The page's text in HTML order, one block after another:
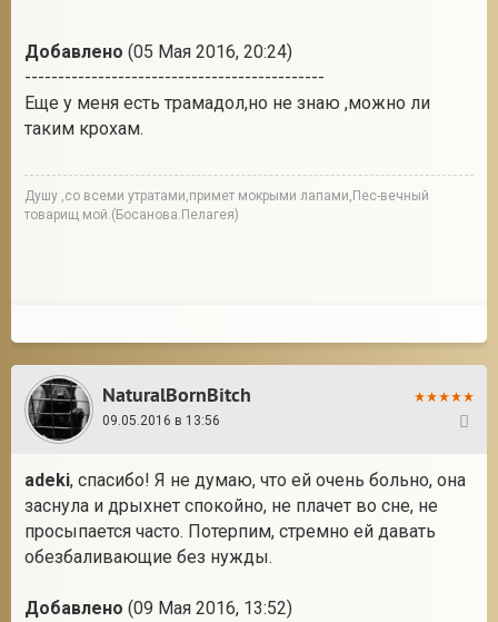
Добавлено (05 Мая 2016, 20:24)
---------------------------------------------
Еще у меня есть трамадол,но не знаю ,можно ли
таким крохам.
Душу ,со всеми утратами,примет мокрыми лапами,Пес-вечный
товарищ мой.(Босанова.Пелагея)
NaturalBornBitch
09.05.2016 в 13:56
adeki, спасибо! Я не думаю, что ей очень больно, она
заснула и дрыхнет спокойно, не плачет во сне, не
просыпается часто. Потерпим, стремно ей давать
обезбаливающие без нужды.
Добавлено (09 Мая 2016, 13:52)